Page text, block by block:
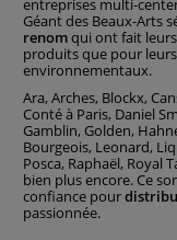
entreprises multi-
Géant des Beaux-Arts
renomqui ont fait
produits que pour
environnementaux.
Ara, Arches, Blockx,
Conté à Paris, Daniel
Gamblin, Golden,
Bourgeois, Leonard,
Posca, Raphaël, Royal
bien plus encore. Ce
confiance pour
passionnée.